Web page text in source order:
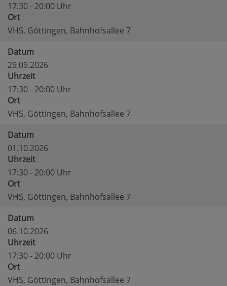
17:30 - 20:00 Uhr
Ort
VHS, Göttingen, Bahnhofsallee 7
Datum
29.09.2026
Uhrzeit
17:30 - 20:00 Uhr
Ort
VHS, Göttingen, Bahnhofsallee 7
Datum
01.10.2026
Uhrzeit
17:30 - 20:00 Uhr
Ort
VHS, Göttingen, Bahnhofsallee 7
Datum
06.10.2026
Uhrzeit
17:30 - 20:00 Uhr
Ort
VHS, Göttingen, Bahnhofsallee 7